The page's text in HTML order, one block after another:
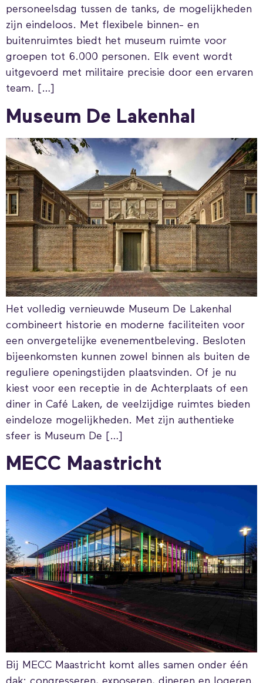
personeelsdag tussen de tanks, de mogelijkheden
zijn eindeloos. Met flexibele binnen- en
buitenruimtes biedt het museum ruimte voor
groepen tot 6.000 personen. Elk event wordt
uitgevoerd met militaire precisie door een ervaren
team. […]
Museum De Lakenhal
Het volledig vernieuwde Museum De Lakenhal
combineert historie en moderne faciliteiten voor
een onvergetelijke evenementbeleving. Besloten
bijeenkomsten kunnen zowel binnen als buiten de
reguliere openingstijden plaatsvinden. Of je nu
kiest voor een receptie in de Achterplaats of een
diner in Café Laken, de veelzijdige ruimtes bieden
eindeloze mogelijkheden. Met zijn authentieke
sfeer is Museum De […]
MECC Maastricht
Bij MECC Maastricht komt alles samen onder één